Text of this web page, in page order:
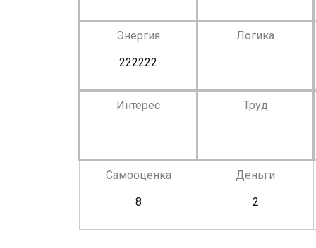
Энергия
222222
Логика
Интерес Труд
Самооценка
8
Деньги
2